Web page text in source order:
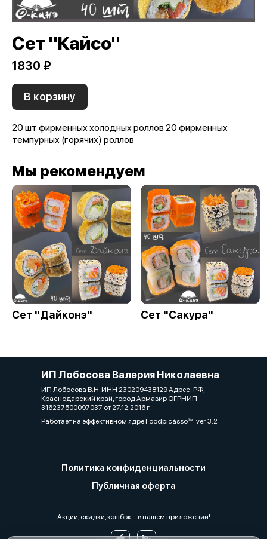
Сет "Кайсо"
1830 ₽
В корзину
20 шт фирменных холодных роллов 20 фирменных
темпурных (горячих) роллов
Мы рекомендуем
Сет "Дайконэ" Сет "Сакура"
ИП Лобосова Валерия Николаевна
ИП Лобосова В.Н. ИНН 230209438129 Адрес: РФ,
Краснодарский край, город Армавир ОГРНИП
316237500097037 от 27.12.2016 г.
Работает на эффективном ядреFoodpicássover. 3.2
Политика конфиденциальности
Публичная оферта
Акции, скидки, кэшбэк − в нашем приложении!